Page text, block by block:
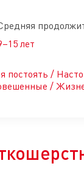
лет
постоять /
/